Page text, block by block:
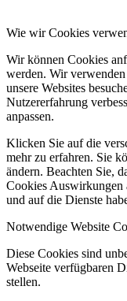
Wie wir Cookies
Wir können Cookies
werden. Wir
unsere Websites
Nutzererfahrung
anpassen.
Klicken Sie auf die
mehr zu erfahren. Sie
ändern. Beachten Sie,
Cookies Auswirkungen
und auf die Dienste
Notwendige Website
Diese Cookies sind
Webseite verfügbaren
stellen.